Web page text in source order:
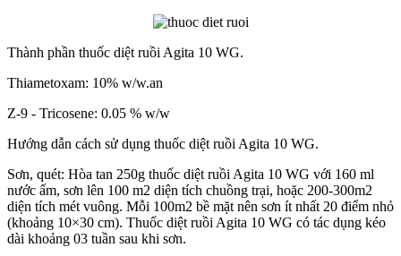
Thành phần thuốc diệt ruồi Agita 10 WG.
Thiametoxam: 10% w/w.an
Z-9 - Tricosene: 0.05 % w/w
Hướng dẫn cách sử dụng thuốc diệt ruồi Agita 10 WG.
Sơn, quét: Hòa tan 250g thuốc diệt ruồi Agita 10 WG với 160 ml
nước ấm, sơn lên 100 m2 diện tích chuồng trại, hoặc 200-300m2
diện tích mét vuông. Mỗi 100m2 bề mặt nên sơn ít nhất 20 điểm nhỏ
(khoảng 10×30 cm). Thuốc diệt ruồi Agita 10 WG có tác dụng kéo
dài khoảng 03 tuần sau khi sơn.